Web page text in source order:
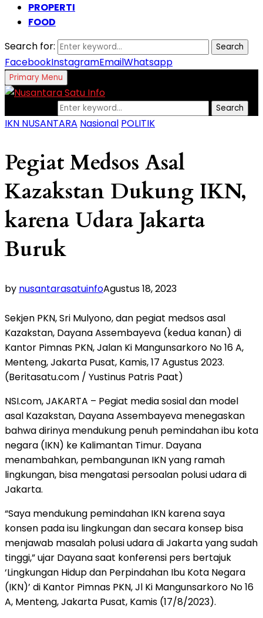
PROPERTI
FOOD
Search for:
Search
FacebookInstagramEmailWhatsapp
Primary Menu
Search
IKN NUSANTARA Nasional POLITIK
Pegiat Medsos Asal
Kazakstan Dukung IKN,
karena Udara Jakarta
Buruk
by nusantarasatuinfoAgustus 18, 2023
Sekjen PKN, Sri Mulyono, dan pegiat medsos asal
Kazakstan, Dayana Assembayeva (kedua kanan) di
Kantor Pimnas PKN, Jalan Ki Mangunsarkoro No 16 A,
Menteng, Jakarta Pusat, Kamis, 17 Agustus 2023.
(Beritasatu.com / Yustinus Patris Paat)
NSI.com, JAKARTA – Pegiat media sosial dan model
asal Kazakstan, Dayana Assembayeva menegaskan
bahwa dirinya mendukung penuh pemindahan ibu kota
negara (IKN) ke Kalimantan Timur. Dayana
menambahkan, pembangunan IKN yang ramah
lingkungan, bisa mengatasi persoalan polusi udara di
Jakarta.
“Saya mendukung pemindahan IKN karena saya
konsen pada isu lingkungan dan secara konsep bisa
menjawab masalah polusi udara di Jakarta yang sudah
tinggi,” ujar Dayana saat konferensi pers bertajuk
‘Lingkungan Hidup dan Perpindahan Ibu Kota Negara
(IKN)’ di Kantor Pimnas PKN, Jl Ki Mangunsarkoro No 16
A, Menteng, Jakarta Pusat, Kamis (17/8/2023).